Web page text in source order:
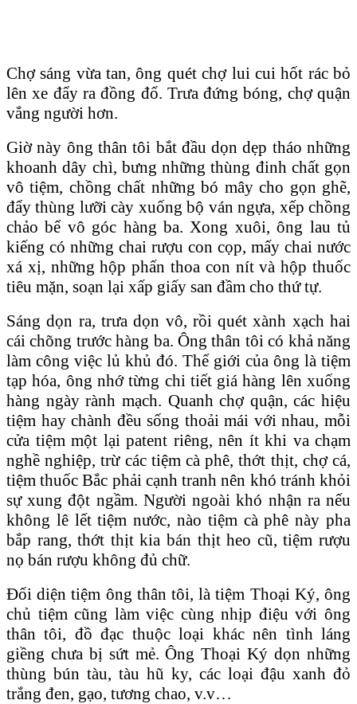
Chợ sáng vừa tan, ông quét chợ lui cui hốt rác bỏ
lên xe đẩy ra đồng đổ. Trưa đứng bóng, chợ quận
vắng người hơn.
Giờ này ông thân tôi bắt đầu dọn dẹp tháo những
khoanh dây chì, bưng những thùng đinh chất gọn
vô tiệm, chồng chất những bó mây cho gọn ghẽ,
đẩy thùng lưỡi cày xuống bộ ván ngựa, xếp chồng
chảo bể vô góc hàng ba. Xong xuôi, ông lau tủ
kiếng có những chai rượu con cọp, mấy chai nước
xá xị, những hộp phấn thoa con nít và hộp thuốc
tiêu mặn, soạn lại xấp giấy san đầm cho thứ tự.
Sáng dọn ra, trưa dọn vô, rồi quét xành xạch hai
cái chõng trước hàng ba. Ông thân tôi có khả năng
làm công việc lủ khủ đó. Thế giới của ông là tiệm
tạp hóa, ông nhớ từng chi tiết giá hàng lên xuống
hàng ngày rành mạch. Quanh chợ quận, các hiệu
tiệm hay chành đều sống thoải mái với nhau, mỗi
cửa tiệm một lại patent riêng, nên ít khi va chạm
nghề nghiệp, trừ các tiệm cà phê, thớt thịt, chợ cá,
tiệm thuốc Bắc phải cạnh tranh nên khó tránh khỏi
sự xung đột ngầm. Người ngoài khó nhận ra nếu
không lê lết tiệm nước, nào tiệm cà phê này pha
bắp rang, thớt thịt kia bán thịt heo cũ, tiệm rượu
nọ bán rượu không đủ chữ.
Ðối diện tiệm ông thân tôi, là tiệm Thoại Ký, ông
chủ tiệm cũng làm việc cùng nhịp điệu với ông
thân tôi, đồ đạc thuộc loại khác nên tình láng
giềng chưa bị sứt mẻ. Ông Thoại Ký dọn những
thùng bún tàu, tàu hũ ky, các loại đậu xanh đỏ
trắng đen, gạo, tương chao, v.v…